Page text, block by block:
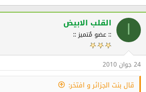
القلب الابيض
:: عضو مُتميز ::
24 جوان 2010
قال بنت الجزائر و افتخر: